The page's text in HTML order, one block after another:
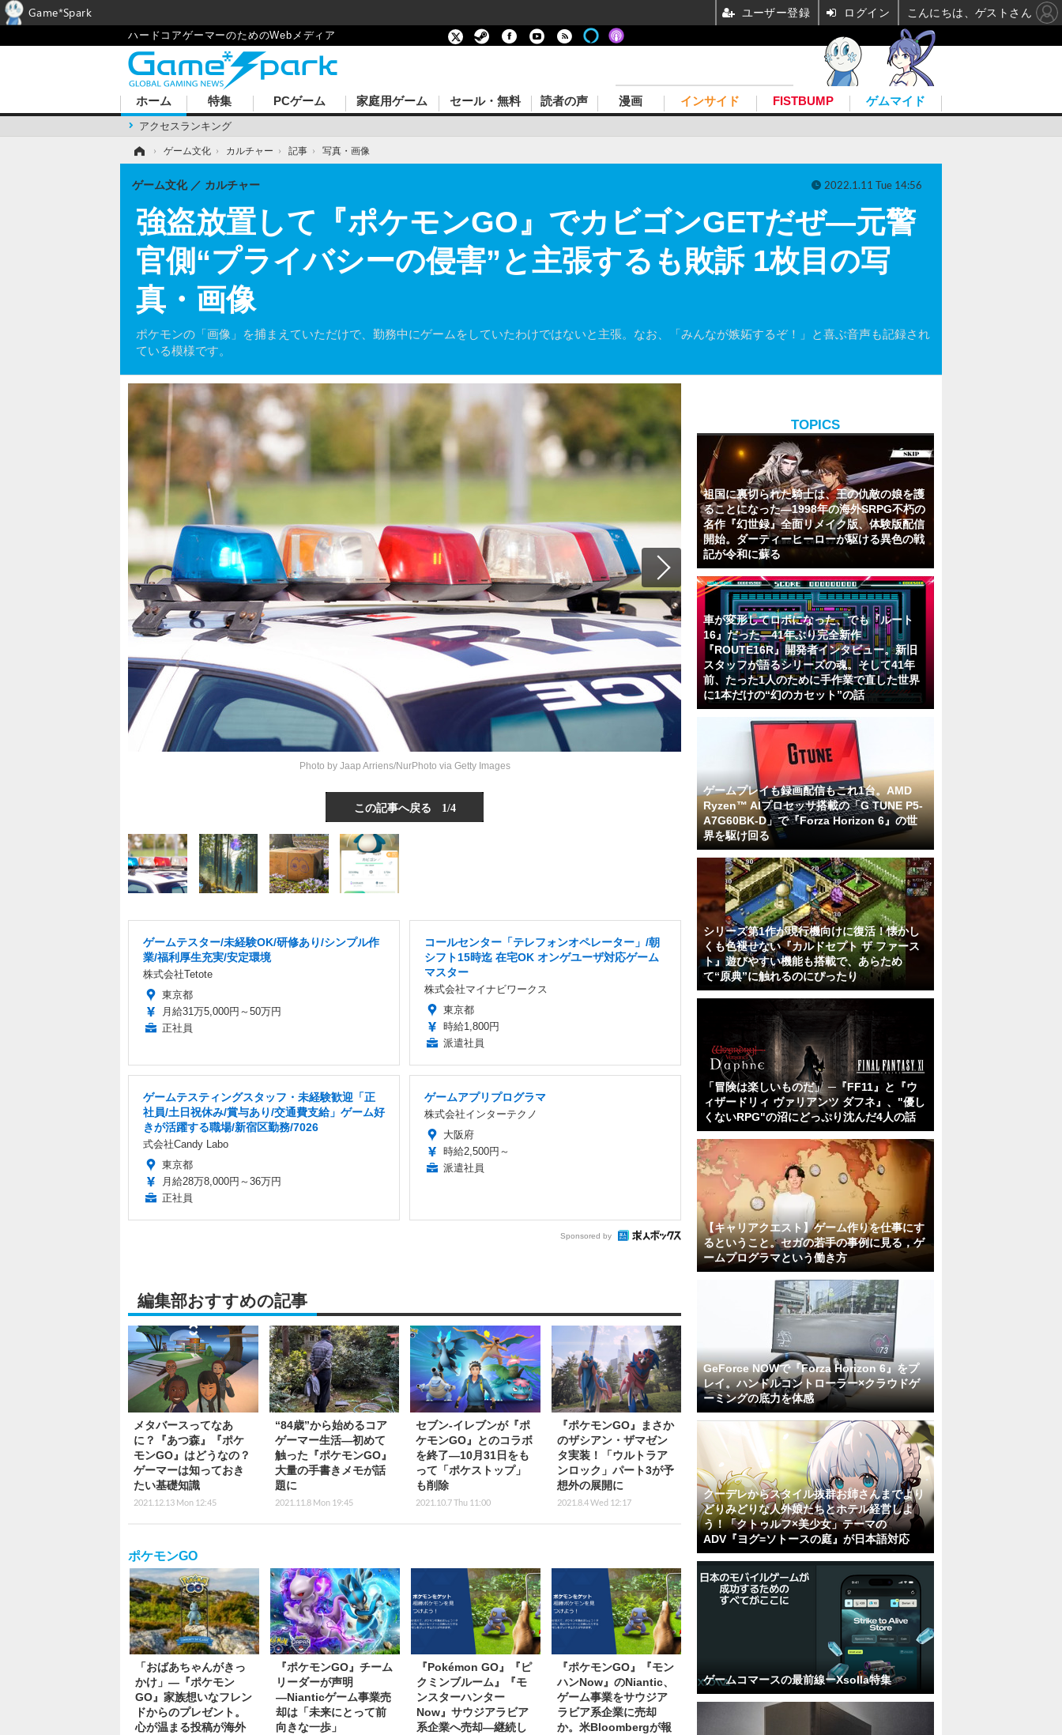
ハードコアゲーマーのためのWebメディア
ホーム
アクセスランキング
特集 PCゲーム 家庭用ゲーム セール・無料 読者の声 漫画 インサイド FISTBUMP ゲムマイド
› ゲーム文化 › カルチャー › 記事 › 写真・画像
強盗放置して『ポケモンGO』でカビゴンGETだぜ―元警
官側“プライバシーの侵害”と主張するも敗訴 1枚目の写
真・画像
ポケモンの「画像」を捕まえていただけで、勤務中にゲームをしていたわけではないと主張。なお、「みんなが嫉妬するぞ！」と喜ぶ音声も記録され
ている模様です。
ゲーム文化 カルチャー 2022.1.11 Tue 14:56
Photo by Jaap Arriens/NurPhoto via Getty Images
この記事へ戻る 1/4
ゲームテスター/未経験OK/研修あり/シンプル作
業/福利厚生充実/安定環境
株式会社Tetote
東京都
月給31万5,000円～50万円
正社員
コールセンター「テレフォンオペレーター」/朝
シフト15時迄 在宅OK オンゲユーザ対応ゲーム
マスター
株式会社マイナビワークス
東京都
時給1,800円
派遣社員
ゲームテスティングスタッフ・未経験歓迎「正
社員/土日祝休み/賞与あり/交通費支給」ゲーム好
きが活躍する職場/新宿区勤務/7026
式会社Candy Labo
東京都
月給28万8,000円～36万円
正社員
ゲームアプリプログラマ
株式会社インターテクノ
大阪府
時給2,500円～
派遣社員
Sponsored by
編集部おすすめの記事
メタバースってなあ
に？『あつ森』『ポケ
モンGO』はどうなの？
ゲーマーは知っておき
たい基礎知識
2021.12.13 Mon 12:45
“84歳”から始めるコア
ゲーマー生活―初めて
触った『ポケモンGO』
大量の手書きメモが話
題に
2021.11.8 Mon 19:45
セブン‐イレブンが『ポ
ケモンGO』とのコラボ
を終了―10月31日をも
って「ポケストップ」
も削除
2021.10.7 Thu 11:00
『ポケモンGO』まさか
のザシアン・ザマゼン
タ実装！「ウルトラア
ンロック」パート3が予
想外の展開に
2021.8.4 Wed 12:17
ポケモンGO
「おばあちゃんがきっ
かけ」―『ポケモン
GO』家族想いなフレン
ドからのプレゼント。
心が温まる投稿が海外
『ポケモンGO』チーム
リーダーが声明
―Nianticゲーム事業売
却は「未来にとって前
向きな一歩」
『Pokémon GO』『ピ
クミンブルーム』『モ
ンスターハンター
Now』サウジアラビア
系企業へ売却―継続し
『ポケモンGO』『モン
ハンNow』のNiantic、
ゲーム事業をサウジア
ラビア系企業に売却
か。米Bloombergが報
TOPICS
祖国に裏切られた騎士は、王の仇敵の娘を護
ることになった―1998年の海外SRPG不朽の
名作『幻世録』全面リメイク版、体験版配信
開始。ダーティーヒーローが駆ける異色の戦
記が令和に蘇る
車が変形してロボになった、でも『ルート
16』だった―41年ぶり完全新作
『ROUTE16R』開発者インタビュー。新旧
スタッフが語るシリーズの魂。そして41年
前、たった1人のために手作業で直した世界
に1本だけの“幻のカセット”の話
ゲームプレイも録画配信もこれ1台。AMD
Ryzen™ AIプロセッサ搭載の「G TUNE P5-
A7G60BK-D」で『Forza Horizon 6』の世
界を駆け回る
シリーズ第1作が現行機向けに復活！懐かし
くも色褪せない『カルドセプト ザ ファース
ト』遊びやすい機能も搭載で、あらため
て“原典”に触れるのにぴったり
「冒険は楽しいものだ」 ─『FF11』と『ウ
ィザードリィ ヴァリアンツ ダフネ』、"優し
くないRPG"の沼にどっぷり沈んだ4人の話
【キャリアクエスト】ゲーム作りを仕事にす
るということ。セガの若手の事例に見る，ゲ
ームプログラマという働き方
GeForce NOWで『Forza Horizon 6』をプ
レイ。ハンドルコントローラー×クラウドゲ
ーミングの底力を体感
クーデレからスタイル抜群お姉さんまでより
どりみどりな人外娘たちとホテル経営しよ
う！「クトゥルフ×美少女」テーマの
ADV『ヨグ=ソトースの庭』が日本語対応
ゲームコマースの最前線ーXsolla特集
Game*Spark ユーザー登録 ログイン こんにちは、ゲストさん